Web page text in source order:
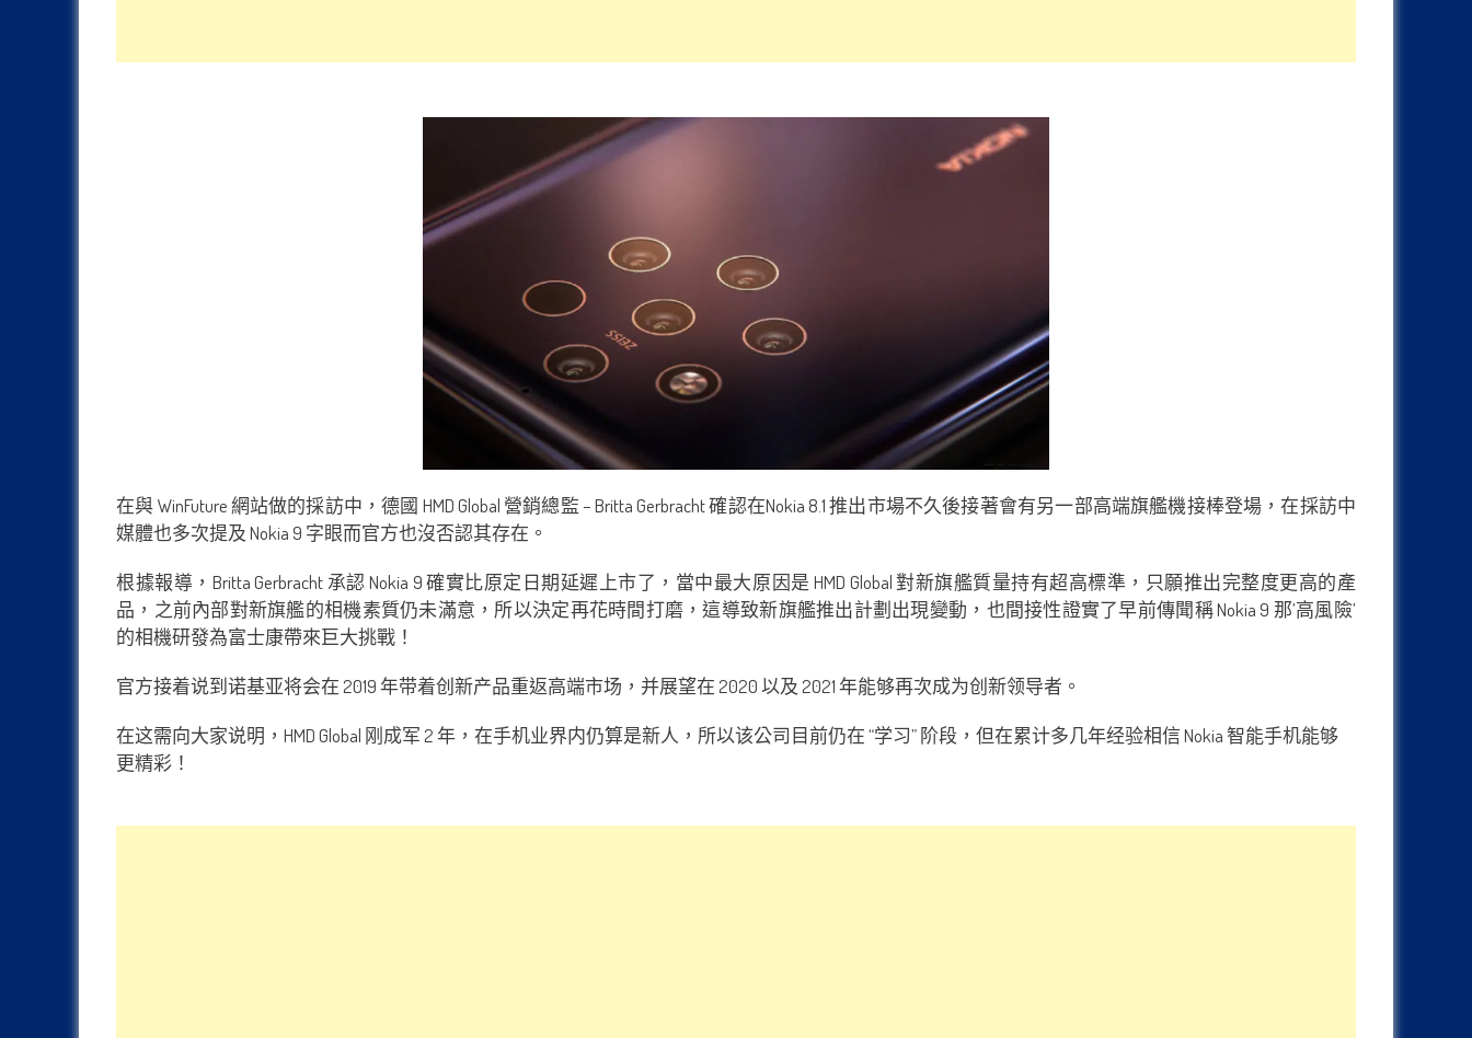
在與 WinFuture 網站做的採訪中，德國 HMD Global 營銷總監 – Britta Gerbracht 確認在Nokia 8.1 推出市場不久後接著會有另一部高端旗艦機接棒登場，在採訪中
媒體也多次提及 Nokia 9 字眼而官方也沒否認其存在。
根據報導，Britta Gerbracht 承認 Nokia 9 確實比原定日期延遲上市了，當中最大原因是 HMD Global 對新旗艦質量持有超高標準，只願推出完整度更高的產
品，之前內部對新旗艦的相機素質仍未滿意，所以決定再花時間打磨，這導致新旗艦推出計劃出現變動，也間接性證實了早前傳聞稱 Nokia 9 那’高風險’
的相機研發為富士康帶來巨大挑戰！
官方接着说到诺基亚将会在 2019 年带着创新产品重返高端市场，并展望在 2020 以及 2021 年能够再次成为创新领导者。
在这需向大家说明，HMD Global 刚成军 2 年，在手机业界内仍算是新人，所以该公司目前仍在 “学习” 阶段，但在累计多几年经验相信 Nokia 智能手机能够
更精彩！